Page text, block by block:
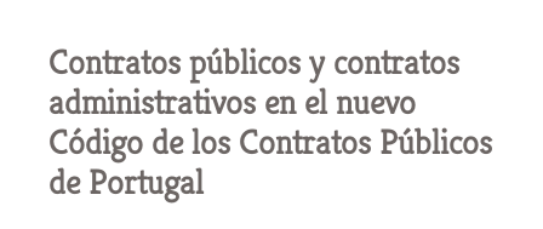
Contratos públicos y contratos
administrativos en el nuevo
Código de los Contratos Públicos
de Portugal